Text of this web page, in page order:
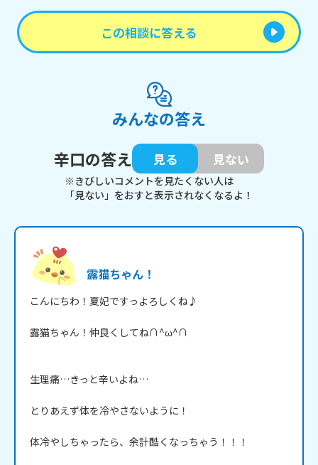
この相談に答える
みんなの答え
辛口の答え
見る 見ない
※きびしいコメントを見たくない人は
「見ない」をおすと表示されなくなるよ！
露猫ちゃん！
こんにちわ！夏妃ですっよろしくね♪
露猫ちゃん！仲良くしてね∩^ω^∩
生理痛…きっと辛いよね…
とりあえず体を冷やさないように！
体冷やしちゃったら、余計酷くなっちゃう！！！